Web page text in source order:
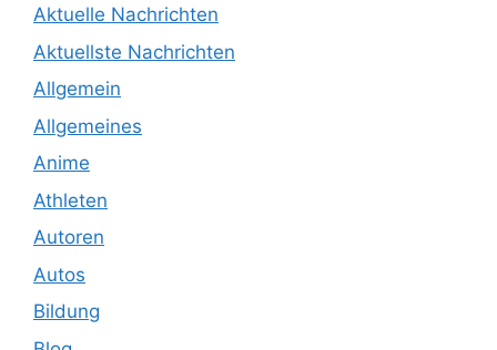
Aktuelle Nachrichten
Aktuellste Nachrichten
Allgemein
Allgemeines
Anime
Athleten
Autoren
Autos
Bildung